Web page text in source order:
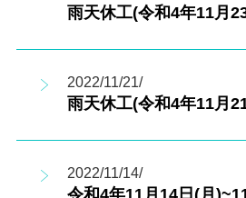
雨天休工(令和4年11月
2022/11/21/
雨天休工(令和4年11月
2022/11/14/
令和4年11月14日(月